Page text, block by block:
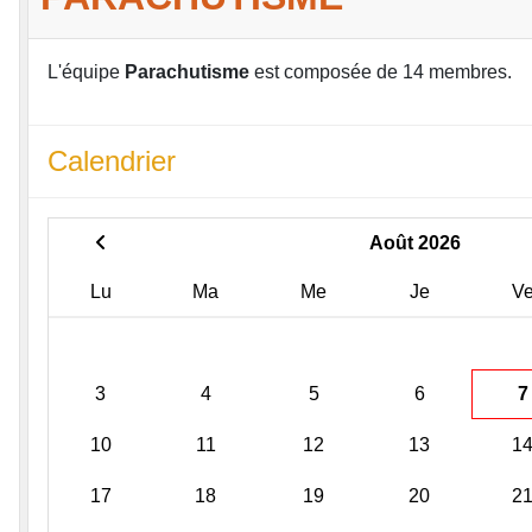
L'équipe Parachutisme est composée de 14 membres.
Calendrier
Août 2026
Lu Ma Me Je
3 4 5 6 7
10 11 12 13 14
17 18 19 20 21